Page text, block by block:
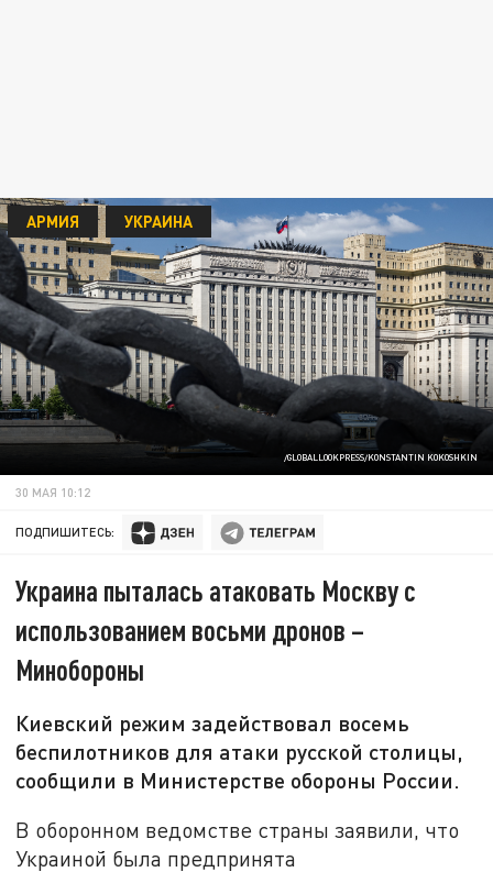
/GLOBALLOOKPRESS/KONSTANTIN KOKOSHKIN
АРМИЯ УКРАИНА
30 МАЯ 10:12
ПОДПИШИТЕСЬ:
Украина пыталась атаковать Москву с
использованием восьми дронов –
Минобороны
Киевский режим задействовал восемь
беспилотников для атаки русской столицы,
сообщили в Министерстве обороны России.
В оборонном ведомстве страны заявили, что
Украиной была предпринята